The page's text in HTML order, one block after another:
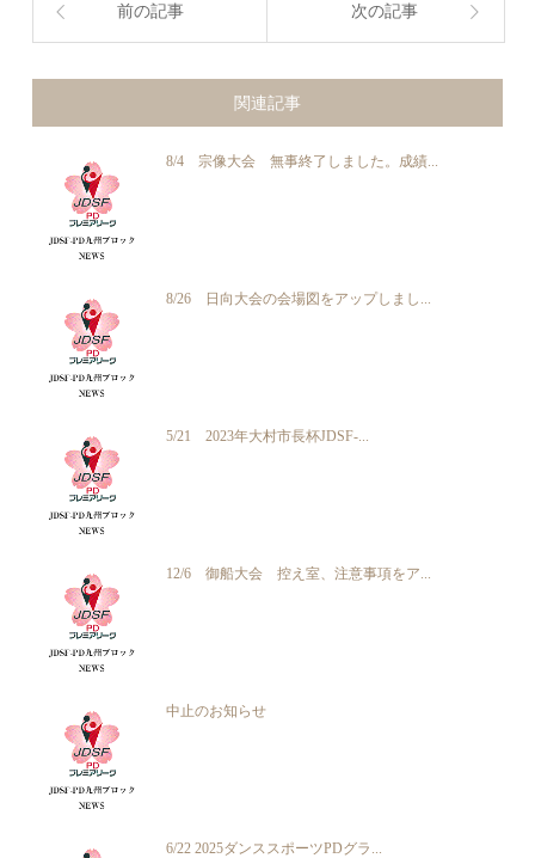
前の記事 次の記事
関連記事
8/4 宗像大会 無事終了しました。成績...
8/26 日向大会の会場図をアップしまし...
5/21 2023年大村市長杯JDSF-...
12/6 御船大会 控え室、注意事項をア...
中止のお知らせ
6/22 2025ダンススポーツPDグラ...